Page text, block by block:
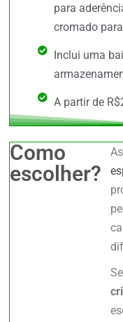
para
cromado
Inclui uma
A partir de
Como
escolher?